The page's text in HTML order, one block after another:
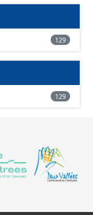
129
129